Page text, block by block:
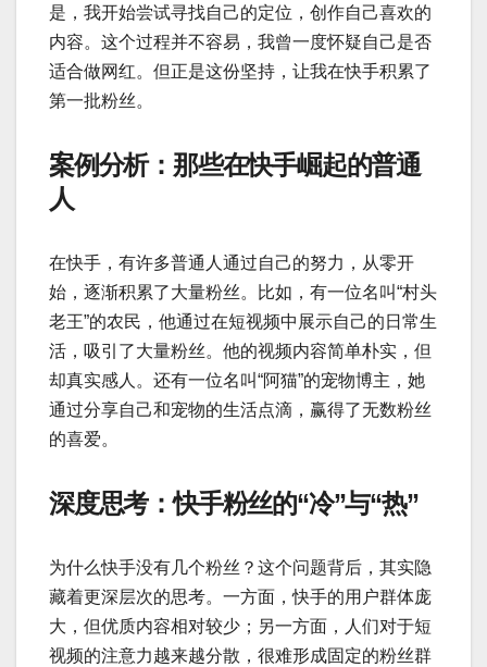
是，我开始尝试寻找自己的定位，创作自己喜欢的
内容。这个过程并不容易，我曾一度怀疑自己是否
适合做网红。但正是这份坚持，让我在快手积累了
第一批粉丝。
案例分析：那些在快手崛起的普通
人
在快手，有许多普通人通过自己的努力，从零开
始，逐渐积累了大量粉丝。比如，有一位名叫“村头
老王”的农民，他通过在短视频中展示自己的日常生
活，吸引了大量粉丝。他的视频内容简单朴实，但
却真实感人。还有一位名叫“阿猫”的宠物博主，她
通过分享自己和宠物的生活点滴，赢得了无数粉丝
的喜爱。
深度思考：快手粉丝的“冷”与“热”
为什么快手没有几个粉丝？这个问题背后，其实隐
藏着更深层次的思考。一方面，快手的用户群体庞
大，但优质内容相对较少；另一方面，人们对于短
视频的注意力越来越分散，很难形成固定的粉丝群